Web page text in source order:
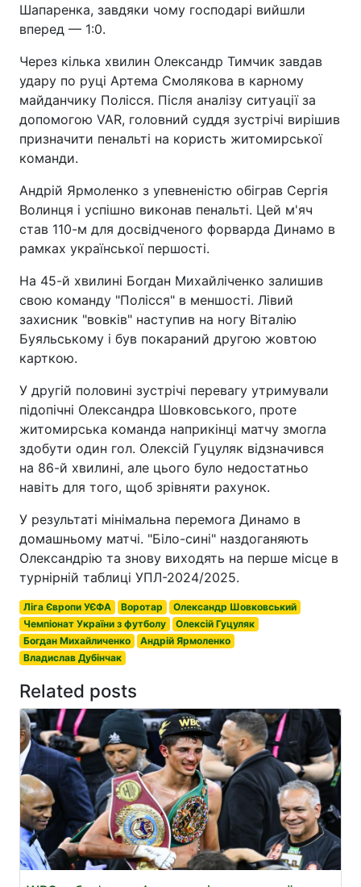
Шапаренка, завдяки чому господарі вийшли
вперед — 1:0.
Через кілька хвилин Олександр Тимчик завдав
удару по руці Артема Смолякова в карному
майданчику Полісся. Після аналізу ситуації за
допомогою VAR, головний суддя зустрічі вирішив
призначити пенальті на користь житомирської
команди.
Андрій Ярмоленко з упевненістю обіграв Сергія
Волинця і успішно виконав пенальті. Цей м'яч
став 110-м для досвідченого форварда Динамо в
рамках української першості.
На 45-й хвилині Богдан Михайліченко залишив
свою команду "Полісся" в меншості. Лівий
захисник "вовків" наступив на ногу Віталію
Буяльському і був покараний другою жовтою
карткою.
У другій половині зустрічі перевагу утримували
підопічні Олександра Шовковського, проте
житомирська команда наприкінці матчу змогла
здобути один гол. Олексій Гуцуляк відзначився
на 86-й хвилині, але цього було недостатньо
навіть для того, щоб зрівняти рахунок.
У результаті мінімальна перемога Динамо в
домашньому матчі. "Біло-сині" наздоганяють
Олександрію та знову виходять на перше місце в
турнірній таблиці УПЛ-2024/2025.
Ліга Європи УЄФА Воротар
Олександр Шовковський
Чемпіонат України з футболу
Олексій Гуцуляк
Богдан Михайличенко
Андрій Ярмоленко
Владислав Дубінчак
Related posts